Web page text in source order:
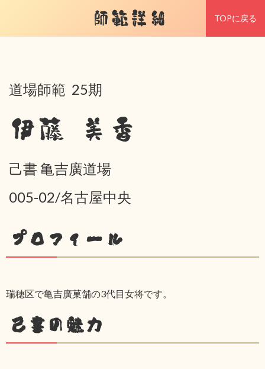
師範詳細 TOPに戻る
道場師範 25期
伊藤 美香
己書 亀吉廣道場
005-02/名古屋中央
プロフィール
瑞穂区で亀吉廣菓舗の3代目女将です。
己書の魅力